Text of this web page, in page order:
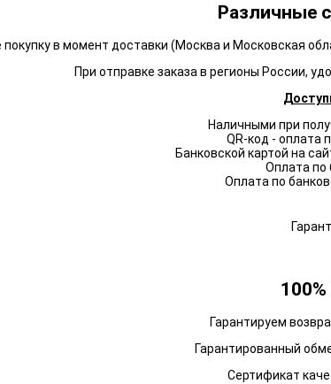
Различные
покупку в момент доставки (Москва и Московская
При отправке заказа в регионы России,
Наличными при
QR-код - оплата
Банковской картой на
Оплата по
Оплата по
Гарантируем
Гарантированный
Сертификат